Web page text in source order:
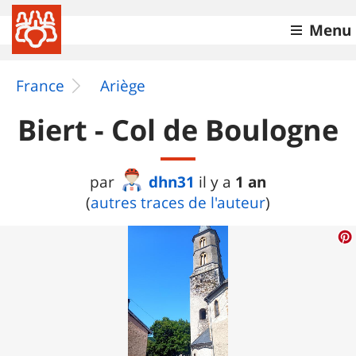
Menu
France Ariège
Biert - Col de Boulogne
par dhn31 il y a 1 an
(autres traces de l'auteur)